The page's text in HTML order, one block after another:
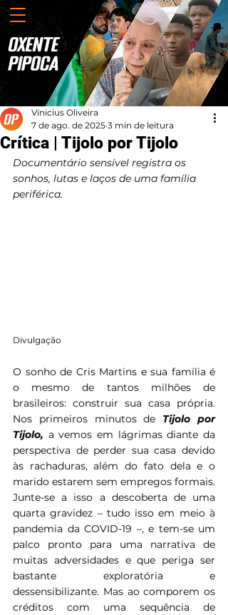
Crítica | Tijolo por Tijolo
Vinicius Oliveira
7 de ago. de 2025 3 min de leitura
Documentário sensível registra os
sonhos, lutas e laços de uma família
periférica.
Divulgação
O sonho de Cris Martins e sua família é
o mesmo de tantos milhões de
brasileiros: construir sua casa própria.
Nos primeiros minutos de Tijolo por
Tijolo, a vemos em lágrimas diante da
perspectiva de perder sua casa devido
às rachaduras, além do fato dela e o
marido estarem sem empregos formais.
Junte-se a isso a descoberta de uma
quarta gravidez – tudo isso em meio à
pandemia da COVID-19 –, e tem-se um
palco pronto para uma narrativa de
muitas adversidades e que periga ser
bastante exploratória e
dessensibilizante. Mas ao comporem os
créditos com uma sequência de